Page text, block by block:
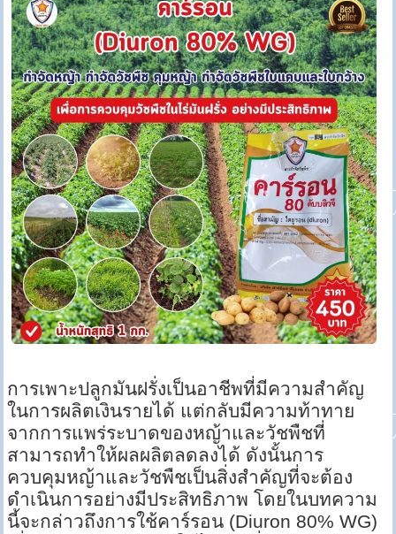
การเพาะปลูกมันฝรั่งเป็นอาชีพที่มีความสำคัญ
ในการผลิตเงินรายได้ แต่กลับมีความท้าทาย
จากการแพร่ระบาดของหญ้าและวัชพืชที่
สามารถทำให้ผลผลิตลดลงได้ ดังนั้นการ
ควบคุมหญ้าและวัชพืชเป็นสิ่งสำคัญที่จะต้อง
ดำเนินการอย่างมีประสิทธิภาพ โดยในบทความ
นี้จะกล่าวถึงการใช้คาร์รอน (Diuron 80% WG)